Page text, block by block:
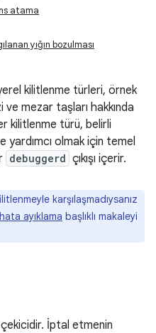
atama
yığın bozulması
kilitlenme türleri, örnek
mezar taşları hakkında
kilitlenme türü, belirli
yardımcı olmak için temel
debuggerd çıkışı içerir.
karşılaşmadıysanız
ayıklama başlıklı makaleyi
İptal etmenin